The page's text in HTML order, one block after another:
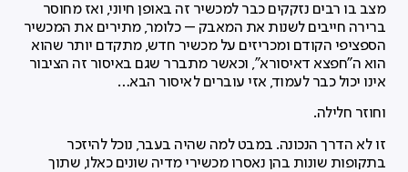
מצב בו רבים נזקקים כבר למכשיר זה באופן חיוני, ואז מחוסר
ברירה חייבים לשנות את המאבק – כלומר, מתירים את המכשיר
הספציפי הקודם ומכריזים על מכשיר חדש, מתקדם יותר שהוא
הוא ה"חפצא דאיסורא", וכאשר מתברר שגם באיסור זה הציבור
אינו יכול כבר לעמוד, אזי עוברים לאיסור הבא…
וחוזר חלילה.
זו לא הדרך הנכונה. במבט למה שהיה בעבר, נוכל להיזכר
בתקופות שונות בהן נאסרו מכשירי מדיה שונים כאלו, שתוך